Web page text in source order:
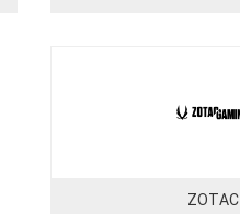
ZOTAC